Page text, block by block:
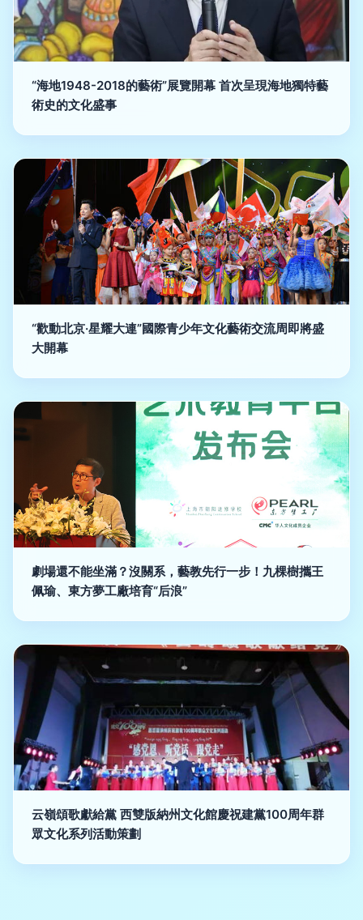
“海地1948-2018的藝術”展覽開幕 首次呈現海地獨特藝
術史的文化盛事
“歡動北京·星耀大連”國際青少年文化藝術交流周即將盛
大開幕
劇場還不能坐滿？沒關系，藝教先行一步！九棵樹攜王
佩瑜、東方夢工廠培育“后浪”
云嶺頌歌獻給黨 西雙版納州文化館慶祝建黨100周年群
眾文化系列活動策劃